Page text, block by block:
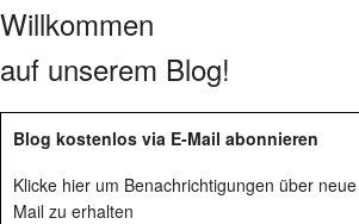
Willkommen
auf unserem Blog!
Blog kostenlos via E-Mail abonnieren
Klicke hier um Benachrichtigungen über
Mail zu erhalten